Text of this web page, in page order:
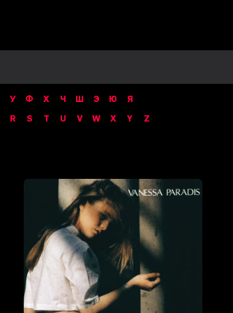
У Ф Х Ч Ш Э Ю
Я
R S T U V W X Y Z